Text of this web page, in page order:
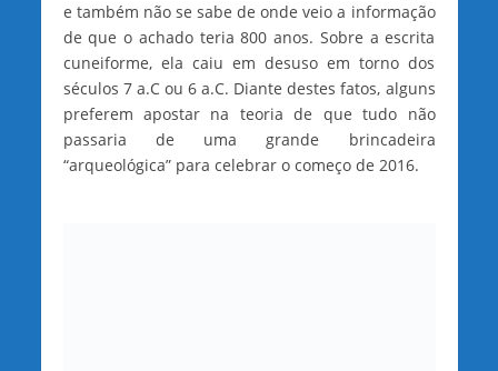
e também não se sabe de onde veio a informação
de que o achado teria 800 anos. Sobre a escrita
cuneiforme, ela caiu em desuso em torno dos
séculos 7 a.C ou 6 a.C. Diante destes fatos, alguns
preferem apostar na teoria de que tudo não
passaria de uma grande brincadeira
“arqueológica” para celebrar o começo de 2016.